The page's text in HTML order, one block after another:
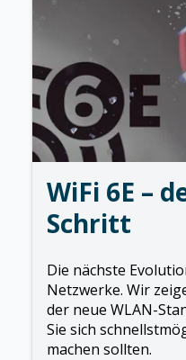
WiFi 6E –
Schritt
Die nächste
Netzwerke. Wir
der neue WLAN-
Sie sich
machen sollten.